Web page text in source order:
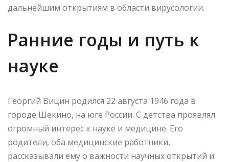
дальнейшим открытиям в области вирусологии.
Ранние годы и путь к
науке
Георгий Вицин родился 22 августа 1946 года в
городе Шекино, на юге России. С детства проявлял
огромный интерес к науке и медицине. Его
родители, оба медицинские работники,
рассказывали ему о важности научных открытий и